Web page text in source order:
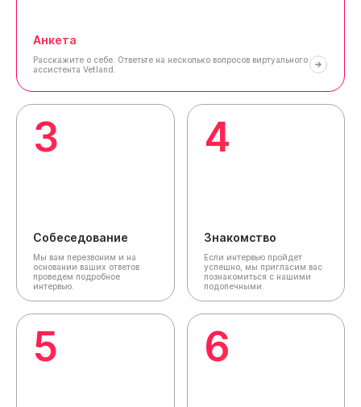
Анкета
Расскажите о себе. Ответьте на несколько вопросов виртуального
ассистента Vetland.
3
Собеседование
Мы вам перезвоним и на
основании ваших ответов
проведем подробное
интервью.
4
Знакомство
Если интервью пройдет
успешно, мы пригласим вас
познакомиться с нашими
подопечными.
5 6